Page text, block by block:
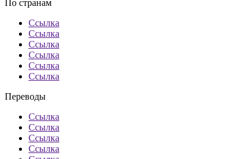
По странам
Ссылка
Ссылка
Ссылка
Ссылка
Ссылка
Ссылка
Переводы
Ссылка
Ссылка
Ссылка
Ссылка